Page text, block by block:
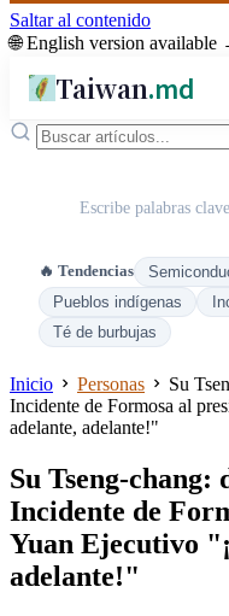
Saltar al contenido
🌐 English version available
Taiwan.md
Escribe palabras
🔥 Tendencias
Pueblos indígenas
Té de burbujas
Inicio Personas
Su
Incidente de Formosa al
adelante, adelante!"
Su Tseng-chang:
Incidente de
Yuan Ejecutivo
adelante!"